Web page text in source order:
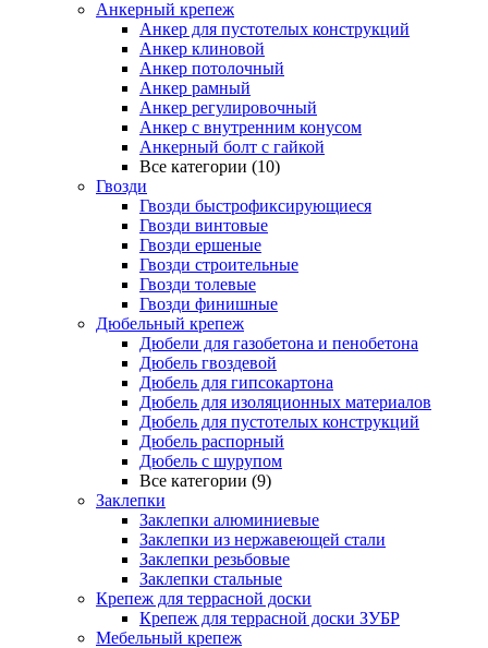
Анкерный крепеж
Анкер для пустотелых конструкций
Анкер клиновой
Анкер потолочный
Анкер рамный
Анкер регулировочный
Анкер с внутренним конусом
Анкерный болт с гайкой
Все категории (10)
Гвозди
Гвозди быстрофиксирующиеся
Гвозди винтовые
Гвозди ершеные
Гвозди строительные
Гвозди толевые
Гвозди финишные
Дюбельный крепеж
Дюбели для газобетона и пенобетона
Дюбель гвоздевой
Дюбель для гипсокартона
Дюбель для изоляционных материалов
Дюбель для пустотелых конструкций
Дюбель распорный
Дюбель с шурупом
Все категории (9)
Заклепки
Заклепки алюминиевые
Заклепки из нержавеющей стали
Заклепки резьбовые
Заклепки стальные
Крепеж для террасной доски
Крепеж для террасной доски ЗУБР
Мебельный крепеж